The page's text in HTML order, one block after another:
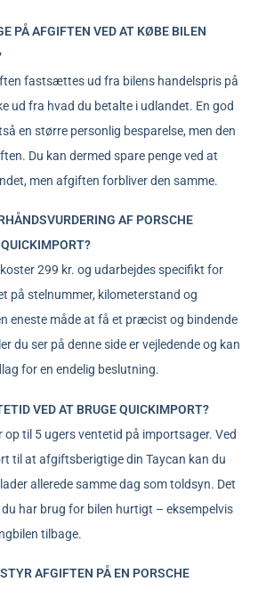
PÅ AFGIFTEN VED AT KØBE BILEN
fastsættes ud fra bilens handelspris på
ud fra hvad du betalte i udlandet. En god
en større personlig besparelse, men den
Du kan dermed spare penge ved at
men afgiften forbliver den samme.
AF PORSCHE
299 kr. og udarbejdes specifikt for
på stelnummer, kilometerstand og
eneste måde at få et præcist og bindende
du ser på denne side er vejledende og kan
for en endelig beslutning.
VED AT BRUGE QUICKIMPORT?
til 5 ugers ventetid på importsager. Ved
til at afgiftsberigtige din Taycan kan du
allerede samme dag som toldsyn. Det
har brug for bilen hurtigt – eksempelvis
tilbage.
AFGIFTEN PÅ EN PORSCHE